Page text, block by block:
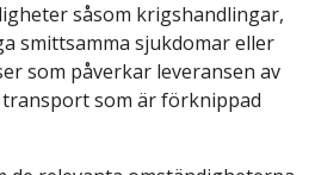
såsom krigshandlingar,
smittsamma sjukdomar eller
som påverkar leveransen av
som är förknippad